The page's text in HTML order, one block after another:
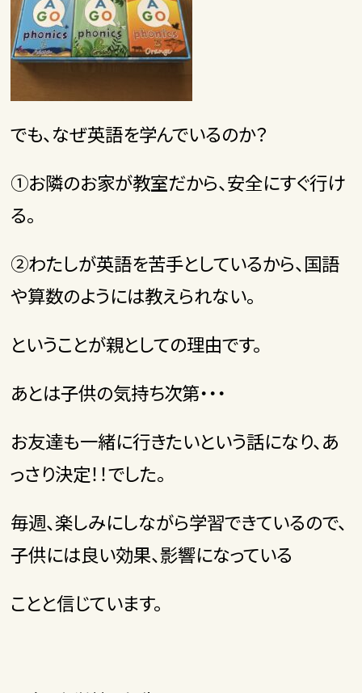
でも、なぜ英語を学んでいるのか？
①お隣のお家が教室だから、安全にすぐ行け
る。
②わたしが英語を苦手としているから、国語
や算数のようには教えられない。
ということが親としての理由です。
あとは子供の気持ち次第・・・
お友達も一緒に行きたいという話になり、あ
っさり決定！！でした。
毎週、楽しみにしながら学習できているので、
子供には良い効果、影響になっている
ことと信じています。